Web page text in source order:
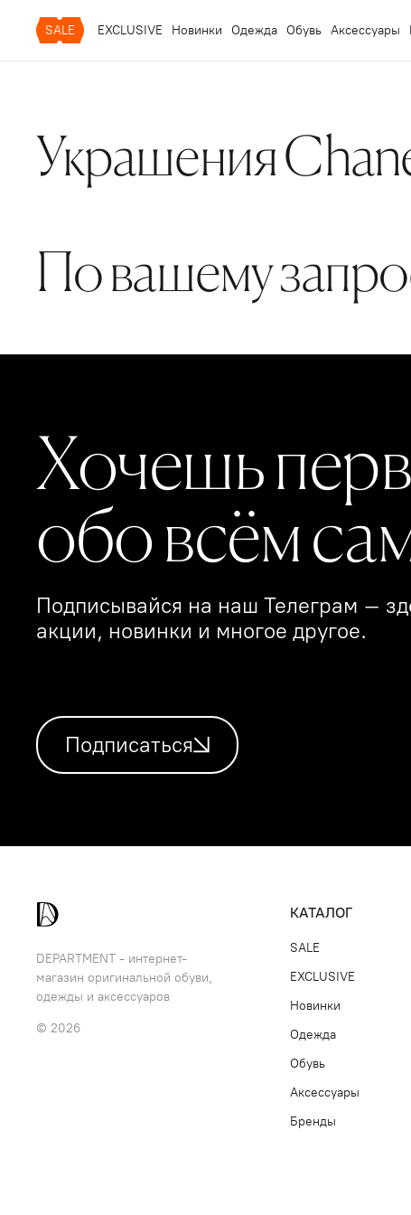
SALE EXCLUSIVE Новинки Одежда Обувь Аксессуары
Украшения
По вашему
Хочешь
обо всём
Подписывайся на наш Телеграм –
акции, новинки и многое другое.
Подписаться
DEPARTMENT - интернет-
магазин оригинальной обуви,
одежды и аксессуаров
© 2026
КАТАЛОГ
SALE
EXCLUSIVE
Новинки
Одежда
Обувь
Аксессуары
Бренды